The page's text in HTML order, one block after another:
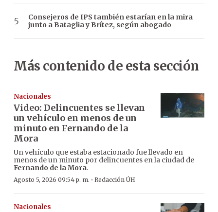
Consejeros de IPS también estarían en la mira
junto a Bataglia y Brítez, según abogado
Más contenido de esta sección
Nacionales
Video: Delincuentes se llevan
un vehículo en menos de un
minuto en Fernando de la
Mora
Un vehículo que estaba estacionado fue llevado en
menos de un minuto por delincuentes en la ciudad de
Fernando de la Mora.
Agosto 5, 2026 09:54 p. m. · Redacción ÚH
Nacionales